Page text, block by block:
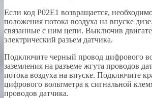
Если код P02E1 возвращается,
положения потока воздуха на впуске
связанные с ним цепи. Выключив
электрический разъем датчика.
Подключите черный провод цифрового
заземления на разъеме жгута проводов
потока воздуха на впуске. Подключите
цифрового вольтметра к сигнальной
проводов датчика.